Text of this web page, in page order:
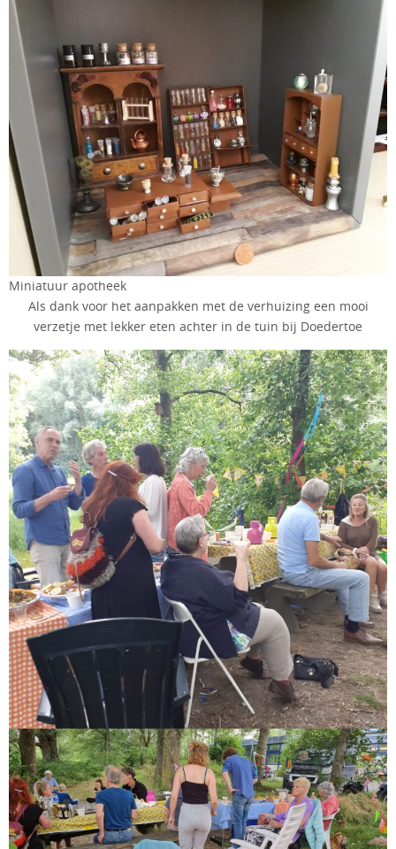
Miniatuur apotheek
Als dank voor het aanpakken met de verhuizing een mooi
verzetje met lekker eten achter in de tuin bij Doedertoe